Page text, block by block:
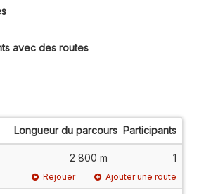
avec des routes
Longueur du parcours Participants
2 800 m 1
Rejouer Ajouter une route